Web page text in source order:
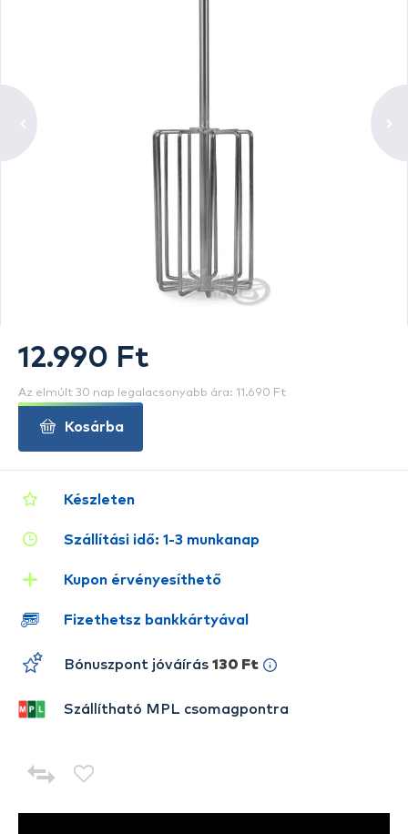
Készleten
Szállítási idő: 1-3 munkanap
Kupon érvényesíthető
Fizethetsz bankkártyával
Bónuszpont jóváírás 130 Ft
Szállítható MPL csomagpontra
12.990 Ft
Az elmúlt 30 nap legalacsonyabb ára: 11.690 Ft
Kosárba